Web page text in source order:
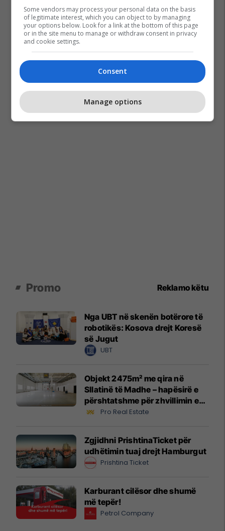
Promo Reklamo këtu
Nga UBT në skenën botërore të
robotikës: Kosova drejt Koresë
së Jugut
UBT
Objekt 2475m² me qira në
Sllatinë të Madhe – hapësirë e
përshtatshme për zhvillimin e
biznesit #16068
Pro Real Estate
Zgjidhni PrishtinaTicket për
udhëtimin tuaj drejt Hamburgut
Prishtina Ticket
Karburant cilësor dhe shumë
më tepër!
Petrol Company
Some vendors may process your personal data on the basis
of legitimate interest, which you can object to by managing
your options below. Look for a link at the bottom of this page
or in the site menu to manage or withdraw consent in privacy
and cookie settings.
Consent
Manage options